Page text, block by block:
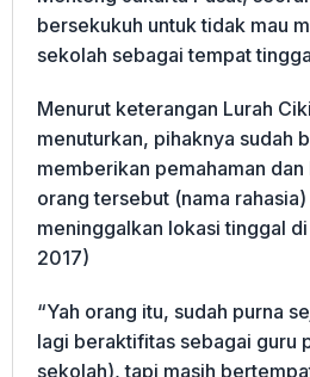
bersekukuh untuk tidak mau
sekolah sebagai tempat
Menurut keterangan Lurah
menuturkan, pihaknya sudah
memberikan pemahaman
orang tersebut (nama
meninggalkan lokasi tinggal
2017)
“Yah orang itu, sudah purna
lagi beraktifitas sebagai guru
sekolah), tapi masih